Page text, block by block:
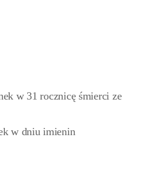
w 31 rocznicę śmierci ze
w dniu imienin